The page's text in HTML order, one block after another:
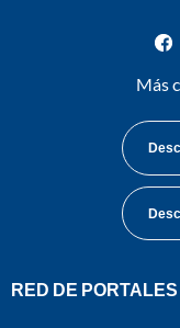
Más
RED DE PORTALES